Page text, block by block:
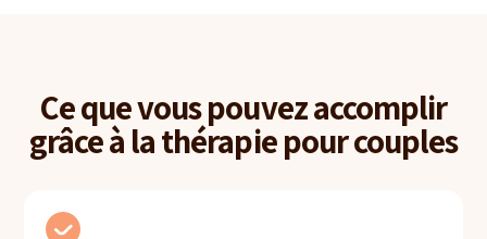
Ce que vous pouvez accomplir
grâce à la thérapie pour couples